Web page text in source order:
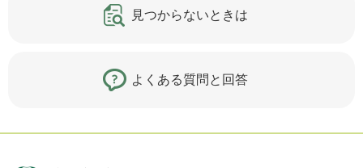
見つからないときは
よくある質問と回答